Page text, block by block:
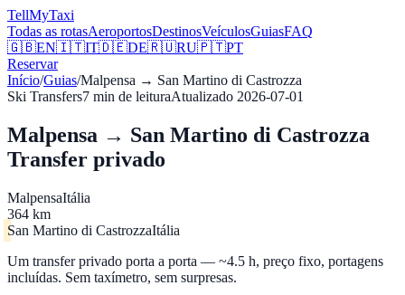
TellMyTaxi
Todas as rotasAeroportosDestinosVeículosGuiasFAQ
🇬🇧EN🇮🇹IT🇩🇪DE🇷🇺RU🇵🇹PT
Reservar
Início/Guias/Malpensa → San Martino di Castrozza
Ski Transfers7 min de leituraAtualizado 2026-07-01
Malpensa → San Martino di Castrozza
Transfer privado
MalpensaItália
364 km
San Martino di CastrozzaItália
Um transfer privado porta a porta — ~4.5 h, preço fixo, portagens
incluídas. Sem taxímetro, sem surpresas.